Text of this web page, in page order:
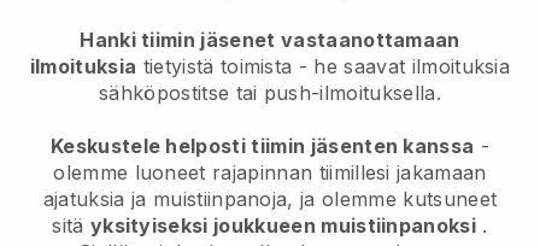
Hanki tiimin jäsenet vastaanottamaan
ilmoituksia tietyistä toimista - he saavat ilmoituksia
sähköpostitse tai push-ilmoituksella.
Keskustele helposti tiimin jäsenten kanssa -
olemme luoneet rajapinnan tiimillesi jakamaan
ajatuksia ja muistiinpanoja, ja olemme kutsuneet
sitä yksityiseksi joukkueen muistiinpanoksi .